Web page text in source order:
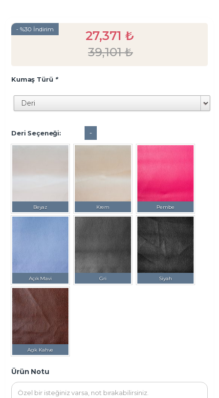
- %30 İndirim 27,371 ₺
39,101₺
Kumaş Türü *
Deri Seçeneği:
Beyaz Krem Pembe
Açık Mavi Gri Siyah
Açık Kahve
-
Ürün Notu